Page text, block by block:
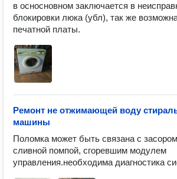
в осносновном заключается в
блокировки люка (убл), так же
печатной платы.
Ремонт не отжимающей воду
машины
Поломка может быть связана с
сливной помпой, сгоревшим модулем
управления.необходима диагностика